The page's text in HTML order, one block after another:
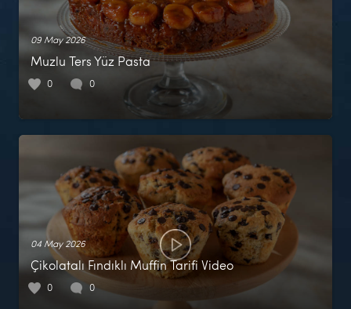
09 May 2026
Muzlu Ters Yüz Pasta
0 0
04 May 2026
Çikolatalı Fındıklı Muffin Tarifi Video
0 0